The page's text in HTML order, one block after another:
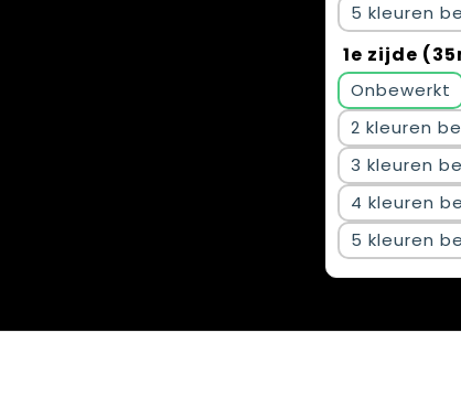
5
1e zijde
Onbewerkt
2
3
4
5